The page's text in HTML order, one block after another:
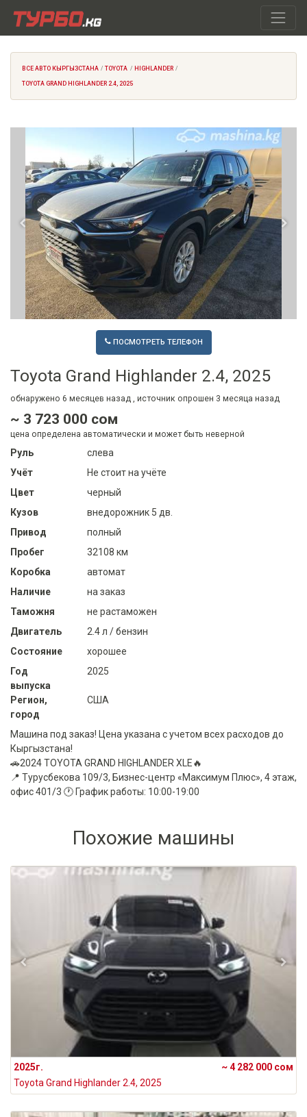
ВСЕ АВТО КЫРГЫЗСТАНА TOYOTA HIGHLANDER
TOYOTA GRAND HIGHLANDER 2.4, 2025
ПОСМОТРЕТЬ ТЕЛЕФОН
Toyota Grand Highlander 2.4, 2025
обнаружено 6 месяцев назад , источник опрошен 3 месяца назад
~ 3 723 000 сом
цена определена автоматически и может быть неверной
Руль
слева
Учёт
Не стоит на учёте
Цвет
черный
Кузов
внедорожник 5 дв.
Привод
полный
Пробег
32108 км
Коробка
автомат
Наличие
на заказ
Таможня
не растаможен
Двигатель
2.4 л / бензин
Состояние
хорошее
Год
выпуска
2025
Регион,
город
США
Машина под заказ! Цена указана с учетом всех расходов до
Кыргызстана!
🚗2024 TOYOTA GRAND HIGHLANDER XLE🔥
📍 Турусбекова 109/3, Бизнес-центр «Максимум Плюс», 4 этаж,
офис 401/3 🕐 График работы: 10:00-19:00
Похожие машины
2025г.
~ 4 282 000 сом
Toyota Grand Highlander 2.4, 2025